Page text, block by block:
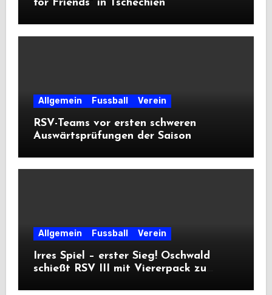
for Friends“ in Tschechien
Allgemein Fussball Verein
RSV-Teams vor ersten schweren
Auswärtsprüfungen der Saison
Allgemein Fussball Verein
Irres Spiel – erster Sieg! Oschwald
schießt RSV III mit Viererpack zu